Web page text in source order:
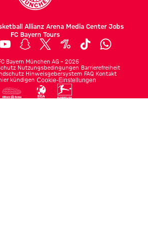
Allianz Arena Media Center Jobs
FC Bayern Tours
Bayern München AG – 2026
Nutzungsbedingungen Barrierefreiheit
Hinweisgebersystem FAQ Kontakt
kündigen Cookie-Einstellungen